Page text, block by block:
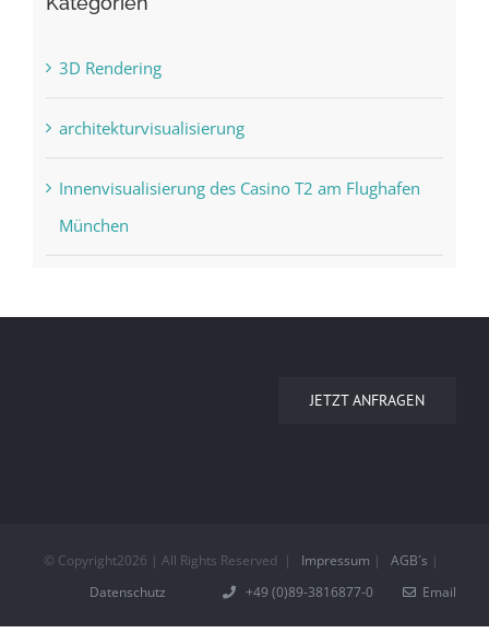
3D Rendering
architekturvisualisierung
Innenvisualisierung des Casino T2 am Flughafen
München
JETZT ANFRAGEN
© Copyright2026 | All Rights Reserved | Impressum | AGB´s |
Datenschutz
+49 (0)89-3816877-0 Email